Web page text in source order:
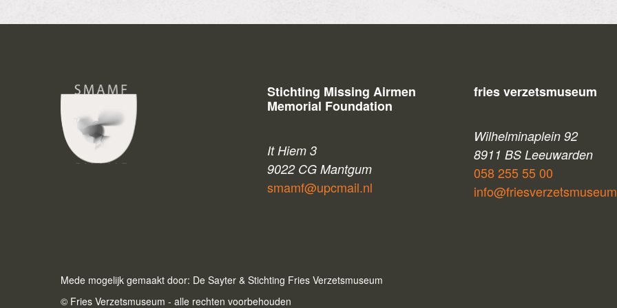
Stichting Missing Airmen
Memorial Foundation
It Hiem 3
9022 CG Mantgum
smamf@upcmail.nl
fries verzetsmuseum
Wilhelminaplein 92
8911 BS Leeuwarden
058 255 55 00
Mede mogelijk gemaakt door: De Sayter & Stichting Fries Verzetsmuseum
© Fries Verzetsmuseum - alle rechten voorbehouden